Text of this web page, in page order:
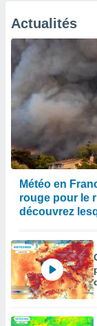
Actualités
Météo en
rouge pour le
découvrez